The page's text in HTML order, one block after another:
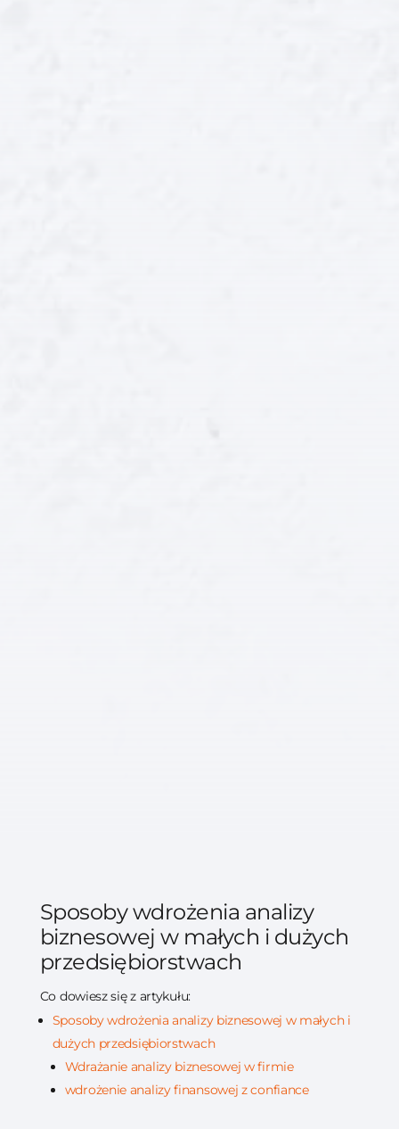
Sposoby wdrożenia analizy
biznesowej w małych i dużych
przedsiębiorstwach
Co dowiesz się z artykułu:
Sposoby wdrożenia analizy biznesowej w małych i
dużych przedsiębiorstwach
Wdrażanie analizy biznesowej w firmie
wdrożenie analizy finansowej z confiance